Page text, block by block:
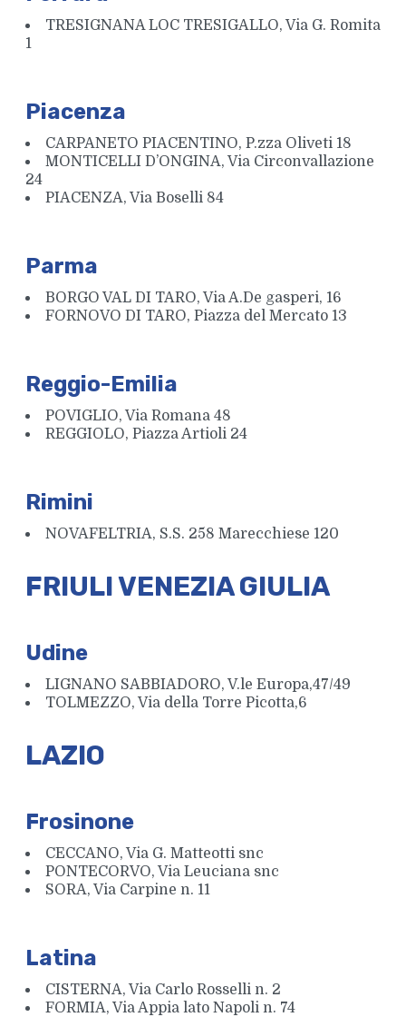
TRESIGNANA LOC TRESIGALLO, Via G. Romita
1
Piacenza
CARPANETO PIACENTINO, P.zza Oliveti 18
MONTICELLI D’ONGINA, Via Circonvallazione
24
PIACENZA, Via Boselli 84
Parma
BORGO VAL DI TARO, Via A.De gasperi, 16
FORNOVO DI TARO, Piazza del Mercato 13
Reggio-Emilia
POVIGLIO, Via Romana 48
REGGIOLO, Piazza Artioli 24
Rimini
NOVAFELTRIA, S.S. 258 Marecchiese 120
FRIULI VENEZIA GIULIA
Udine
LIGNANO SABBIADORO, V.le Europa,47/49
TOLMEZZO, Via della Torre Picotta,6
LAZIO
Frosinone
CECCANO, Via G. Matteotti snc
PONTECORVO, Via Leuciana snc
SORA, Via Carpine n. 11
Latina
CISTERNA, Via Carlo Rosselli n. 2
FORMIA, Via Appia lato Napoli n. 74